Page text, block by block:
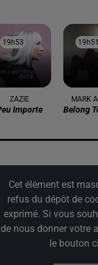
19h53
19h53
ZAZIE
Importe
19h51
19h51
MARK
Belong
Cet élément est
refus du dépôt de
exprimé. Si vous
de nous donner votre
le bouton